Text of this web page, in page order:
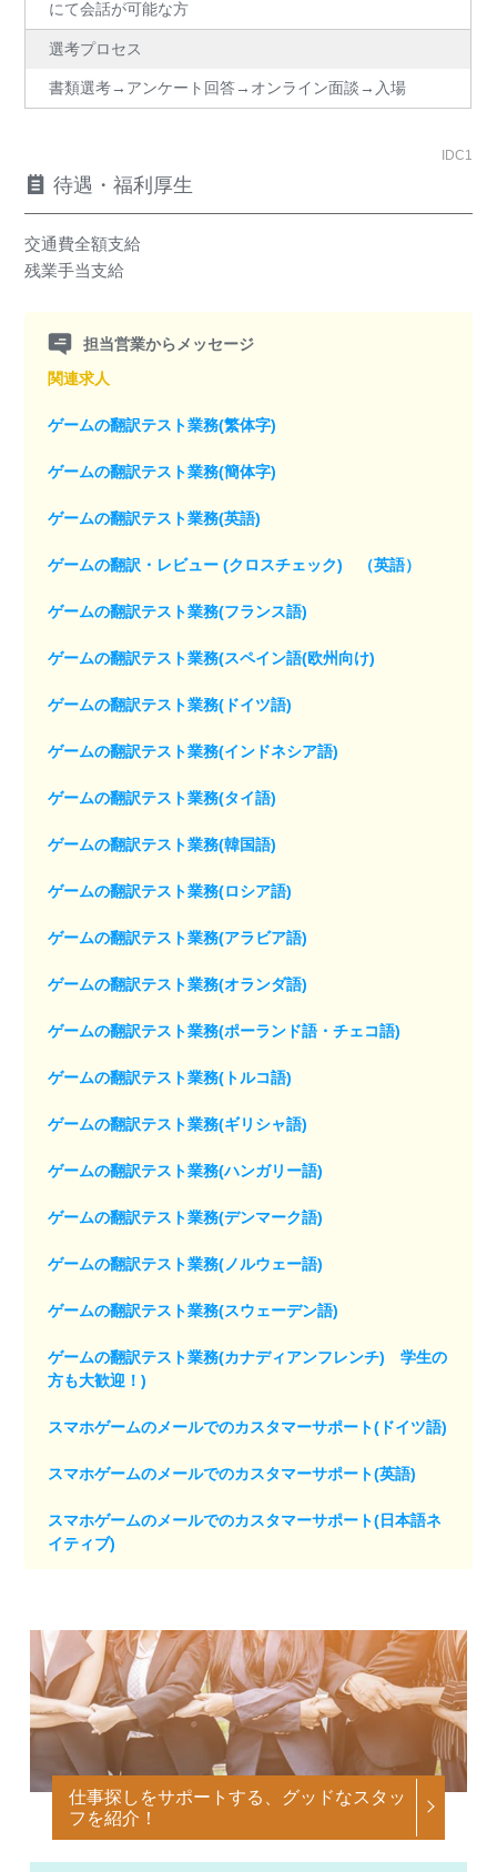
にて会話が可能な方
選考プロセス
書類選考→アンケート回答→オンライン面談→入場
IDC1
待遇・福利厚生
交通費全額支給
残業手当支給
担当営業からメッセージ
関連求人
ゲームの翻訳テスト業務(繁体字)
ゲームの翻訳テスト業務(簡体字)
ゲームの翻訳テスト業務(英語)
ゲームの翻訳・レビュー (クロスチェック) （英語）
ゲームの翻訳テスト業務(フランス語)
ゲームの翻訳テスト業務(スペイン語(欧州向け)
ゲームの翻訳テスト業務(ドイツ語)
ゲームの翻訳テスト業務(インドネシア語)
ゲームの翻訳テスト業務(タイ語)
ゲームの翻訳テスト業務(韓国語)
ゲームの翻訳テスト業務(ロシア語)
ゲームの翻訳テスト業務(アラビア語)
ゲームの翻訳テスト業務(オランダ語)
ゲームの翻訳テスト業務(ポーランド語・チェコ語)
ゲームの翻訳テスト業務(トルコ語)
ゲームの翻訳テスト業務(ギリシャ語)
ゲームの翻訳テスト業務(ハンガリー語)
ゲームの翻訳テスト業務(デンマーク語)
ゲームの翻訳テスト業務(ノルウェー語)
ゲームの翻訳テスト業務(スウェーデン語)
ゲームの翻訳テスト業務(カナディアンフレンチ) 学生の
方も大歓迎！)
スマホゲームのメールでのカスタマーサポート(ドイツ語)
スマホゲームのメールでのカスタマーサポート(英語)
スマホゲームのメールでのカスタマーサポート(日本語ネ
イティブ)
仕事探しをサポートする、グッドなスタッ
フを紹介！